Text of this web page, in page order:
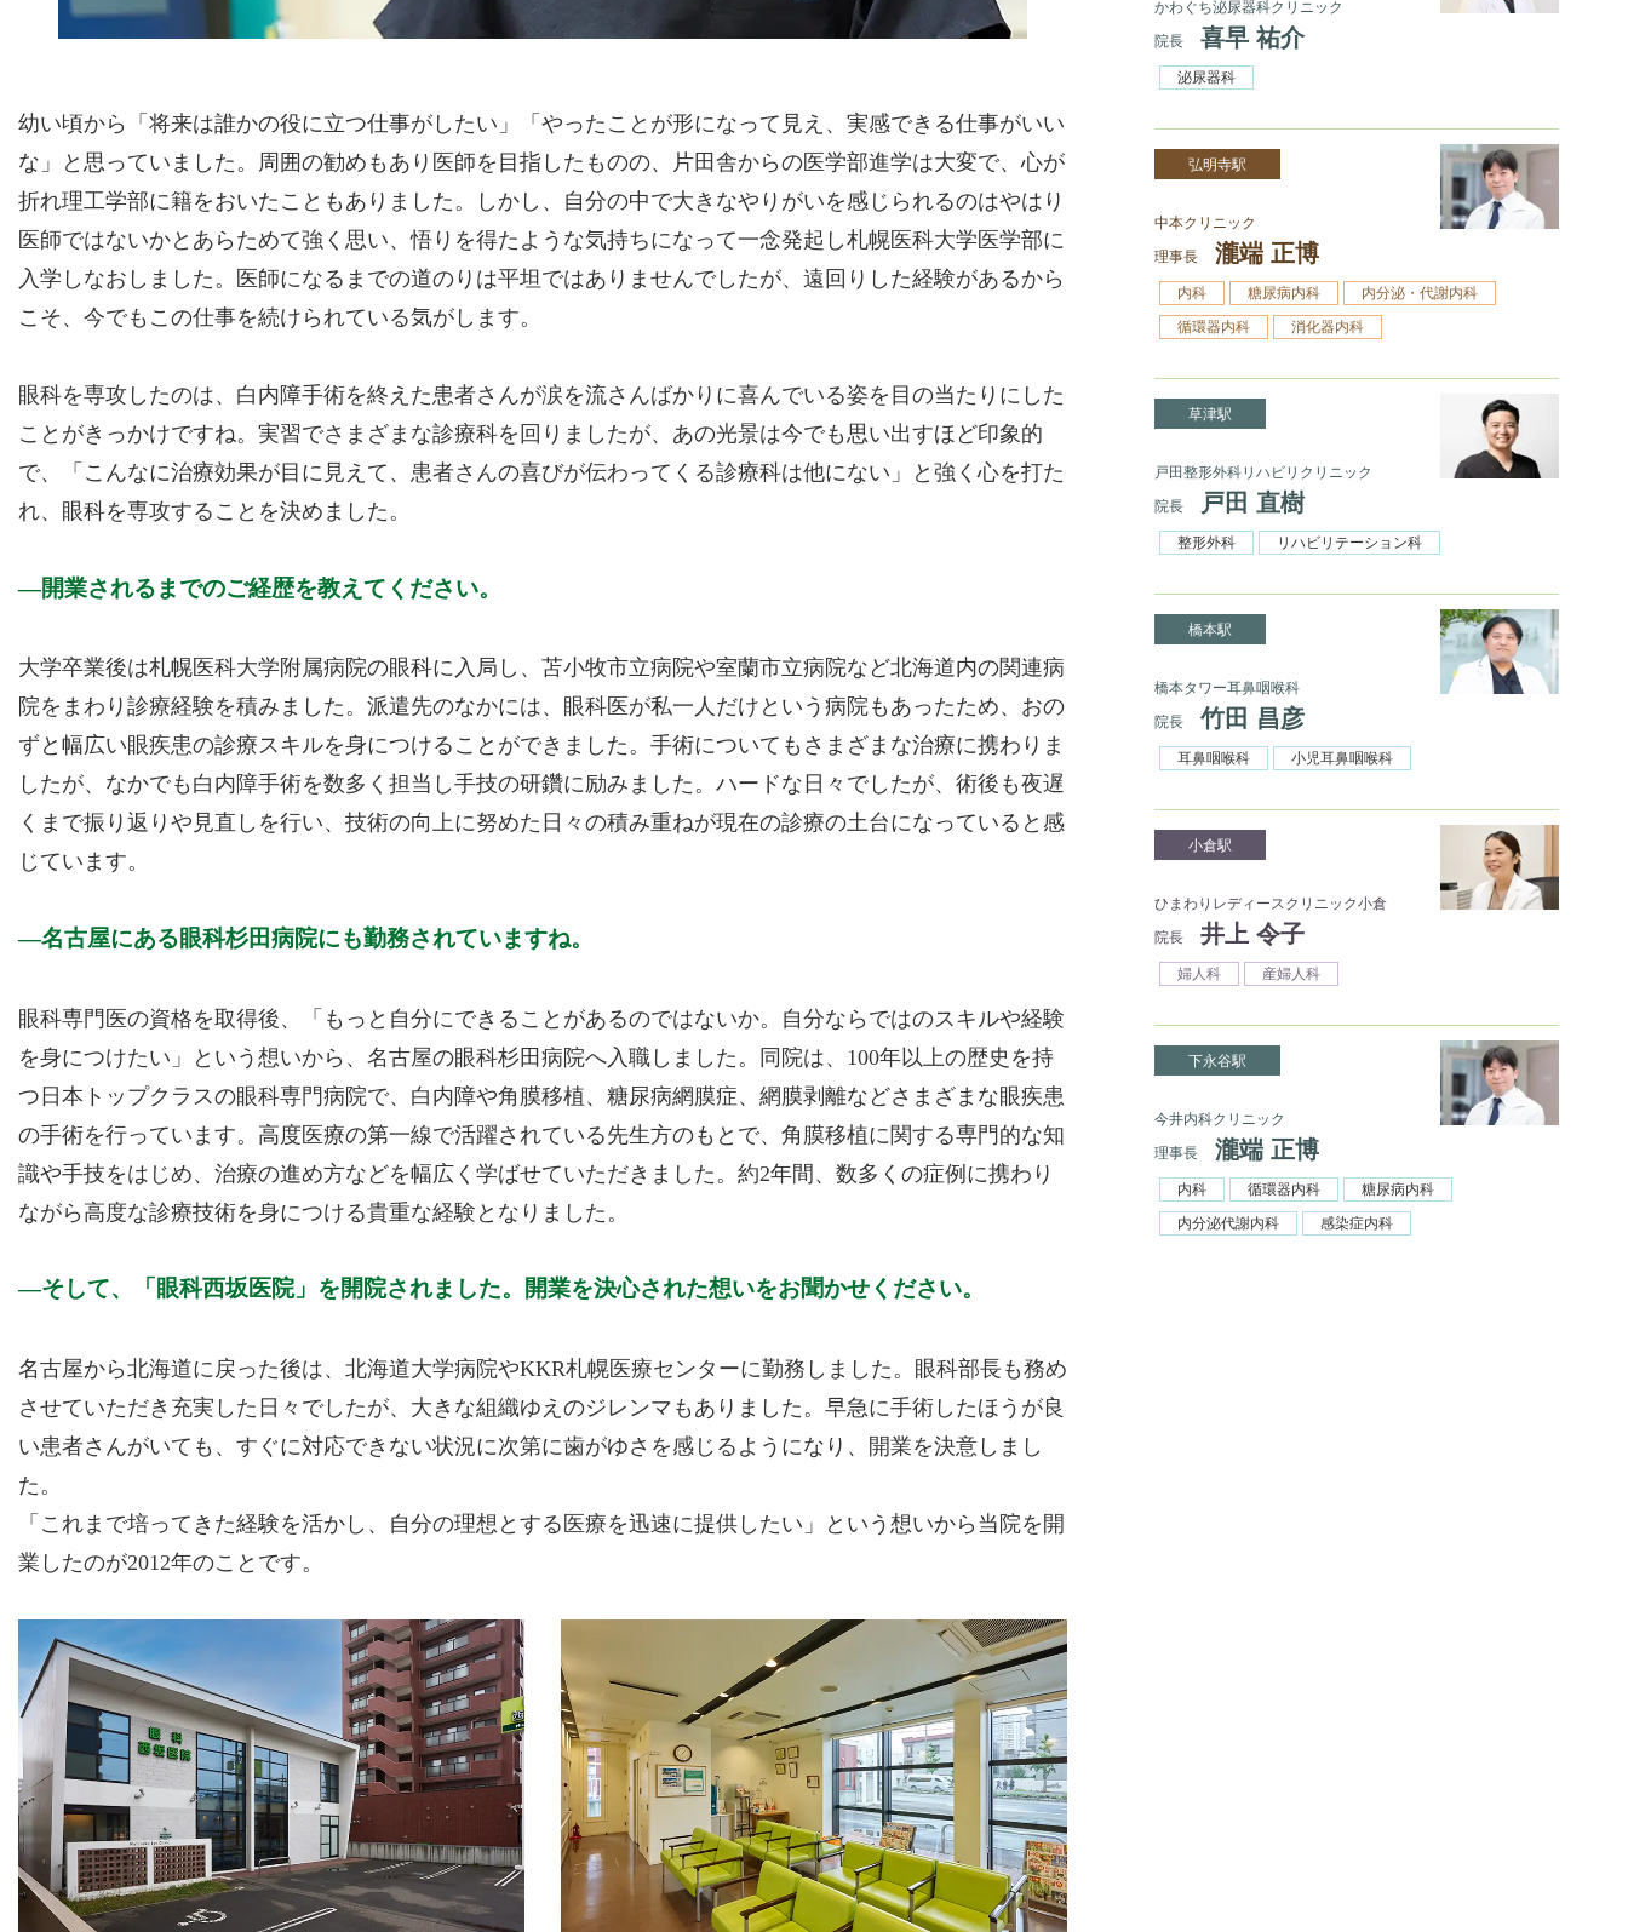
幼い頃から「将来は誰かの役に立つ仕事がしたい」「やったことが形になって見え、実感できる仕事がいい
な」と思っていました。周囲の勧めもあり医師を目指したものの、片田舎からの医学部進学は大変で、心が
折れ理工学部に籍をおいたこともありました。しかし、自分の中で大きなやりがいを感じられるのはやはり
医師ではないかとあらためて強く思い、悟りを得たような気持ちになって一念発起し札幌医科大学医学部に
入学しなおしました。医師になるまでの道のりは平坦ではありませんでしたが、遠回りした経験があるから
こそ、今でもこの仕事を続けられている気がします。
眼科を専攻したのは、白内障手術を終えた患者さんが涙を流さんばかりに喜んでいる姿を目の当たりにした
ことがきっかけですね。実習でさまざまな診療科を回りましたが、あの光景は今でも思い出すほど印象的
で、「こんなに治療効果が目に見えて、患者さんの喜びが伝わってくる診療科は他にない」と強く心を打た
れ、眼科を専攻することを決めました。
開業されるまでのご経歴を教えてください。
大学卒業後は札幌医科大学附属病院の眼科に入局し、苫小牧市立病院や室蘭市立病院など北海道内の関連病
院をまわり診療経験を積みました。派遣先のなかには、眼科医が私一人だけという病院もあったため、おの
ずと幅広い眼疾患の診療スキルを身につけることができました。手術についてもさまざまな治療に携わりま
したが、なかでも白内障手術を数多く担当し手技の研鑽に励みました。ハードな日々でしたが、術後も夜遅
くまで振り返りや見直しを行い、技術の向上に努めた日々の積み重ねが現在の診療の土台になっていると感
じています。
名古屋にある眼科杉田病院にも勤務されていますね。
眼科専門医の資格を取得後、「もっと自分にできることがあるのではないか。自分ならではのスキルや経験
を身につけたい」という想いから、名古屋の眼科杉田病院へ入職しました。同院は、100年以上の歴史を持
つ日本トップクラスの眼科専門病院で、白内障や角膜移植、糖尿病網膜症、網膜剥離などさまざまな眼疾患
の手術を行っています。高度医療の第一線で活躍されている先生方のもとで、角膜移植に関する専門的な知
識や手技をはじめ、治療の進め方などを幅広く学ばせていただきました。約2年間、数多くの症例に携わり
ながら高度な診療技術を身につける貴重な経験となりました。
そして、「眼科西坂医院」を開院されました。開業を決心された想いをお聞かせください。
名古屋から北海道に戻った後は、北海道大学病院やKKR札幌医療センターに勤務しました。眼科部長も務め
させていただき充実した日々でしたが、大きな組織ゆえのジレンマもありました。早急に手術したほうが良
い患者さんがいても、すぐに対応できない状況に次第に歯がゆさを感じるようになり、開業を決意しまし
た。
「これまで培ってきた経験を活かし、自分の理想とする医療を迅速に提供したい」という想いから当院を開
業したのが2012年のことです。
かわぐち泌尿器科クリニック
院長
喜早 祐介
泌尿器科
弘明寺駅
中本クリニック
理事長
瀧端 正博
内科 糖尿病内科
内分泌・代謝内科
循環器内科
消化器内科
草津駅
戸田整形外科リハビリクリニック
院長
戸田 直樹
整形外科 リハビリテーション科
橋本駅
橋本タワー耳鼻咽喉科
院長
竹田 昌彦
耳鼻咽喉科 小児耳鼻咽喉科
小倉駅
ひまわりレディースクリニック小倉
院長
井上 令子
婦人科 産婦人科
下永谷駅
今井内科クリニック
理事長
瀧端 正博
内科 循環器内科
糖尿病内科
内分泌代謝内科
感染症内科